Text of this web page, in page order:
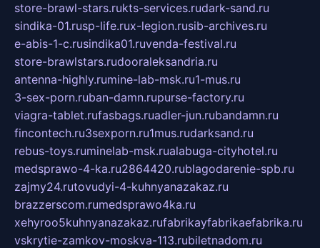
store-brawl-stars.rukts-services.rudark-sand.ru
sindika-01.rusp-life.rux-legion.rusib-archives.ru
e-abis-1-c.rusindika01.ruvenda-festival.ru
store-brawlstars.rudooraleksandria.ru
antenna-highly.rumine-lab-msk.ru1-mus.ru
3-sex-porn.ruban-damn.rupurse-factory.ru
viagra-tablet.rufasbags.ruadler-jun.rubandamn.ru
fincontech.ru3sexporn.ru1mus.rudarksand.ru
rebus-toys.ruminelab-msk.rualabuga-cityhotel.ru
medsprawo-4-ka.ru2864420.rublagodarenie-spb.ru
zajmy24.rutovudyi-4-kuhnyanazakaz.ru
brazzerscom.rumedsprawo4ka.ru
xehyroo5kuhnyanazakaz.rufabrikayfabrikaefabrika.ru
vskrytie-zamkov-moskva-113.rubiletnadom.ru